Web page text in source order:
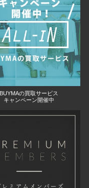
BUYMAの買取サービス
キャンペーン開催中